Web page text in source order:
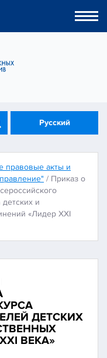
Русский
правовые акты и
/ Приказ о
и
«Лидер XXI
ДЕТСКИХ
ВЕКА»